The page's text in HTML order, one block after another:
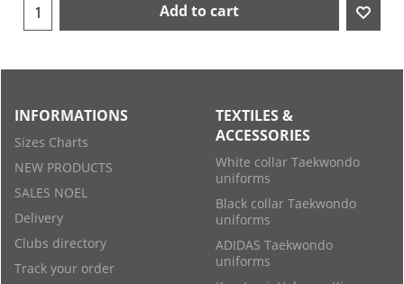
Add to cart
INFORMATIONS
Sizes Charts
NEW PRODUCTS
SALES NOEL
Delivery
Clubs directory
Track your order
TEXTILES &
ACCESSORIES
White collar Taekwondo
uniforms
Black collar Taekwondo
uniforms
ADIDAS Taekwondo
uniforms